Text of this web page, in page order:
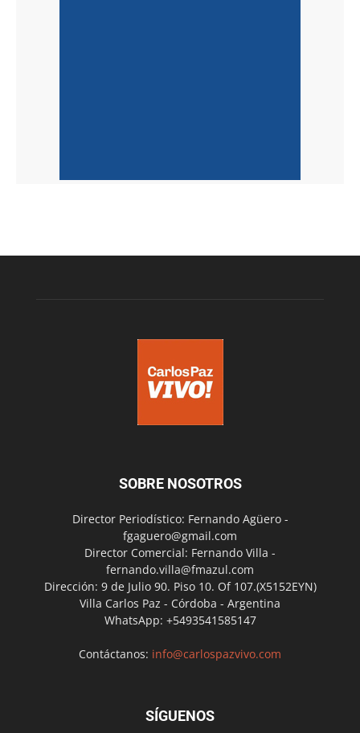
SOBRE NOSOTROS
Director Periodístico: Fernando Agüero -
fgaguero@gmail.com
Director Comercial: Fernando Villa -
fernando.villa@fmazul.com
Dirección: 9 de Julio 90. Piso 10. Of 107.(X5152EYN)
Villa Carlos Paz - Córdoba - Argentina
WhatsApp: +5493541585147
Contáctanos: info@carlospazvivo.com
SÍGUENOS